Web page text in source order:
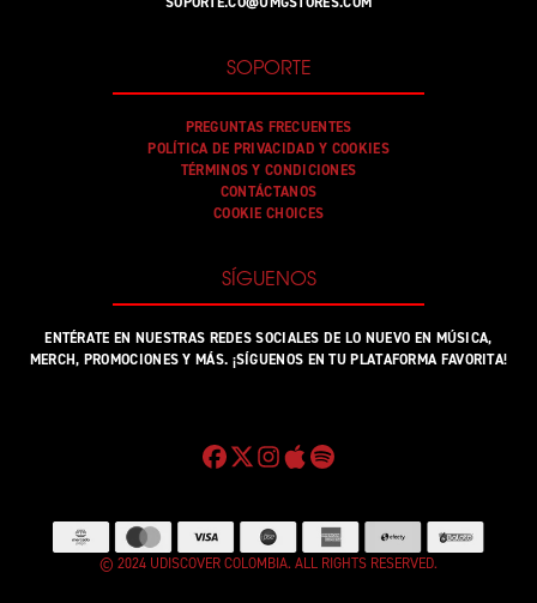
SOPORTE
PREGUNTAS FRECUENTES
POLÍTICA DE PRIVACIDAD Y COOKIES
TÉRMINOS Y CONDICIONES
CONTÁCTANOS
COOKIE CHOICES
SÍGUENOS
ENTÉRATE EN NUESTRAS REDES SOCIALES DE LO NUEVO EN MÚSICA,
MERCH, PROMOCIONES Y MÁS. ¡SÍGUENOS EN TU PLATAFORMA FAVORITA!
© 2024 UDISCOVER COLOMBIA. ALL RIGHTS RESERVED.